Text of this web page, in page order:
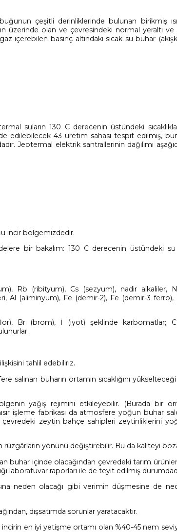
çeşitli derinliklerinde bulunan birikmiş
üzerinde olan ve çevresindeki normal yeraltı ve
içerebilen basınç altındaki sıcak su buhar
suların 130 C derecenin üstündeki
edilebilecek 43 üretim sahası tespit edilmiş,
Jeotermal elektrik santrallerinin dağılımı
incir bölgemizdedir.
bir bakalım: 130 C derecenin üstündeki
Rb (ribityum), Cs (sezyum), nadir alkaliler,
Al (aliminyum), Fe (demir-2), Fe (demir-3 ferro),
Br (brom), İ (iyot) şeklinde karbomatlar;
tahlil edebiliriz.
salınan buharın ortamın sıcaklığını
yağış rejimini etkileyebilir. (Burada bir
işleme fabrikası da atmosfere yoğun buhar
zeytin bahçe sahipleri zeytinliklerini
yönünü değiştirebilir. Bu da kaliteyi
buhar içinde olacağından çevredeki tarım
laboratuvar raporları ile de teyit edilmiş
neden olacağı gibi verimin düşmesine de
dışsatımda sorunlar yaratacaktır.
en iyi yetişme ortamı olan %40-45 nem